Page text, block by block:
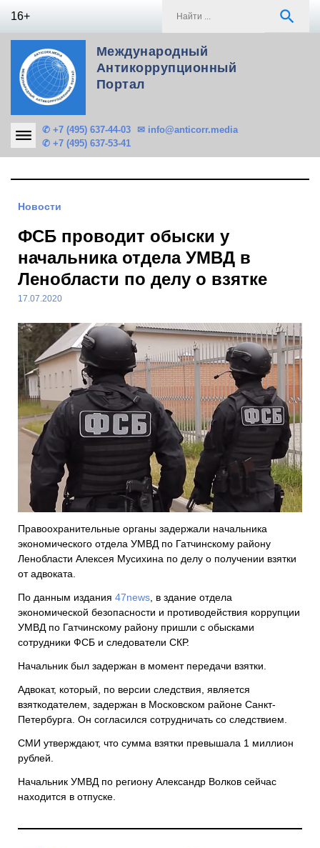
16+ search
Международный
Антикоррупционный
Портал
✆ +7 (495) 637-44-03
✆ +7 (495) 637-53-41
✉ info@anticorr.media
Новости
ФСБ проводит обыски у
начальника отдела УМВД в
Ленобласти по делу о взятке
17.07.2020
Правоохранительные органы задержали начальника
экономического отдела УМВД по Гатчинскому району
Ленобласти Алексея Мусихина по делу о получении взятки
от адвоката.
По данным издания 47news , в здание отдела
экономической безопасности и противодействия коррупции
УМВД по Гатчинскому району пришли с обысками
сотрудники ФСБ и следователи СКР.
Начальник был задержан в момент передачи взятки.
Адвокат, который, по версии следствия, является
взяткодателем, задержан в Московском районе Санкт-
Петербурга. Он согласился сотрудничать со следствием.
СМИ утверждают, что сумма взятки превышала 1 миллион
рублей.
Начальник УМВД по региону Александр Волков сейчас
находится в отпуске.